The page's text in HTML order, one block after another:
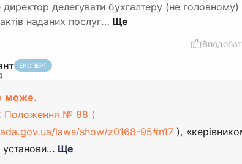
делегувати бухгалтеру (не головному)
наданих послуг…
ЕКСПЕРТ
може.
Положення № 88 (
laws/show/z0168-95#n17 ),
установи… Ще